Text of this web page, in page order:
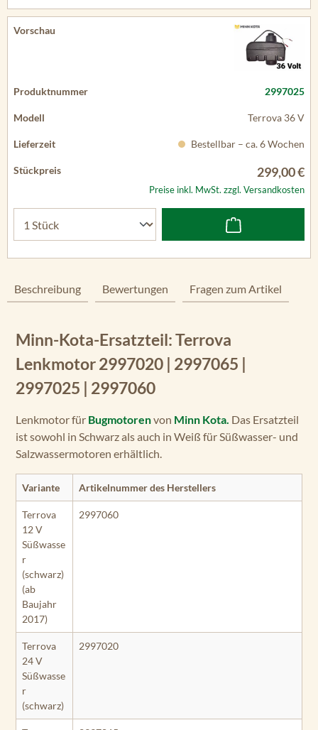
2997025
Terrova 36 V
Bestellbar – ca. 6 Wochen
299,00 €
Preise inkl. MwSt. zzgl. Versandkosten
Beschreibung Bewertungen Fragen zum Artikel
Minn-Kota-Ersatzteil: Terrova
Lenkmotor 2997020 | 2997065 |
2997025 | 2997060
Lenkmotor für Bugmotorenvon Minn Kota. Das Ersatzteil
ist sowohl in Schwarz als auch in Weiß für Süßwasser- und
Salzwassermotoren erhältlich.
Variante Artikelnummer des Herstellers
Terrova
12 V
Süßwasse
r
(schwarz)
(ab
Baujahr
2017)
2997060
Terrova
24 V
Süßwasse
r
(schwarz)
2997020